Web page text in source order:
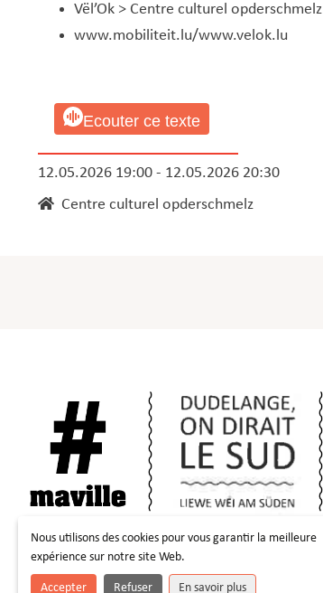
Nous utilisons des cookies pour vous garantir la meilleure
expérience sur notre site Web.
Accepter Refuser En savoir plus
Vël’Ok > Centre culturel opderschmelz
www.mobiliteit.lu/www.velok.lu
Ecouter ce texte
12.05.2026 19:00 - 12.05.2026 20:30
Centre culturel opderschmelz